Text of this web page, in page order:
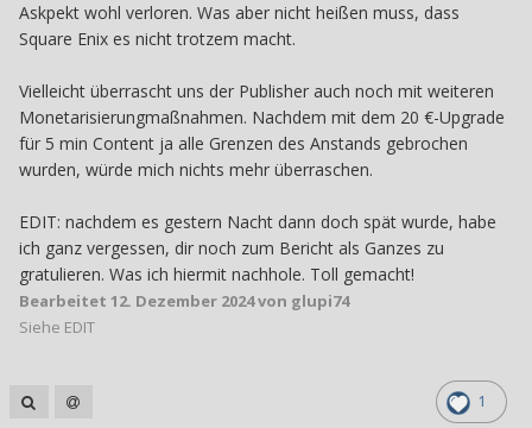
Askpekt wohl verloren. Was aber nicht heißen muss, dass
Square Enix es nicht trotzem macht.
Vielleicht überrascht uns der Publisher auch noch mit weiteren
Monetarisierungmaßnahmen. Nachdem mit dem 20 €-Upgrade
für 5 min Content ja alle Grenzen des Anstands gebrochen
wurden, würde mich nichts mehr überraschen.
EDIT: nachdem es gestern Nacht dann doch spät wurde, habe
ich ganz vergessen, dir noch zum Bericht als Ganzes zu
gratulieren. Was ich hiermit nachhole. Toll gemacht!
Bearbeitet 12. Dezember 2024von glupi74
Siehe EDIT
1